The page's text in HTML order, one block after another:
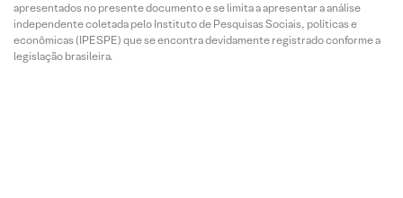
apresentados no presente documento e se limita a apresentar a análise
independente coletada pelo Instituto de Pesquisas Sociais, políticas e
econômicas (IPESPE) que se encontra devidamente registrado conforme a
legislação brasileira.